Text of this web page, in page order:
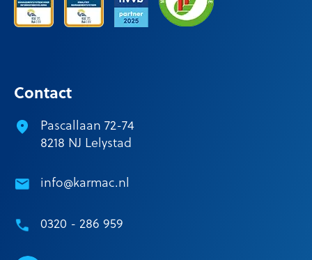
Contact
Pascallaan 72-74
8218 NJ Lelystad
info@karmac.nl
0320 - 286 959